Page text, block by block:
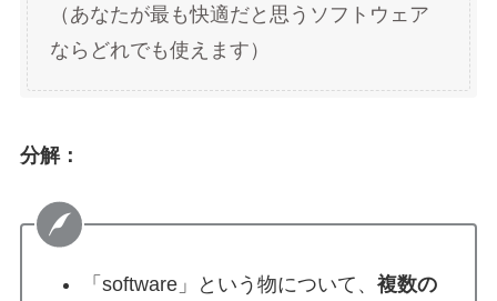
（あなたが最も快適だと思うソフトウェア
ならどれでも使えます）
分解：
「software」という物について、 複数の